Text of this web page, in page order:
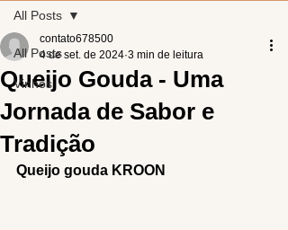
All Posts
Vinhos
All Posts
Queijo Gouda - Uma
Jornada de Sabor e
Tradição
contato678500
4 de set. de 2024 3 min de leitura
Queijo gouda KROON